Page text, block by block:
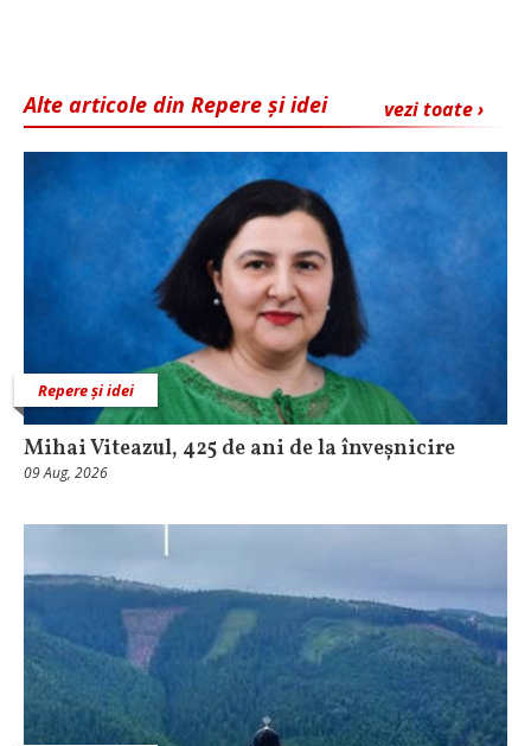
vezi toate ›
Alte articole din Repere și idei
Repere și idei
Mihai Viteazul, 425 de ani de la înveșnicire
09 Aug, 2026